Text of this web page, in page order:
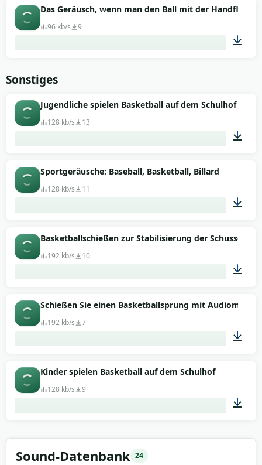
00:01
Das Geräusch, wenn man den Ball mit der Handfläche
96 kb/s 9
Sonstiges
Jugendliche spielen Basketball auf dem Schulhof
128 kb/s 13
Sportgeräusche: Baseball, Basketball, Billard
128 kb/s 11
00:52
Basketballschießen zur Stabilisierung der
192 kb/s 10
00:10
Schießen Sie einen Basketballsprung mit
192 kb/s 7
Kinder spielen Basketball auf dem Schulhof
128 kb/s 9
Sound-Datenbank 24